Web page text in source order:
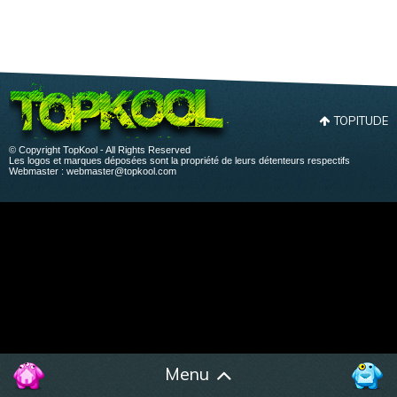
Menu
TOPITUDE
© Copyright TopKool - All Rights Reserved
Les logos et marques déposées sont la propriété de leurs détenteurs respectifs
Webmaster : webmaster@topkool.com